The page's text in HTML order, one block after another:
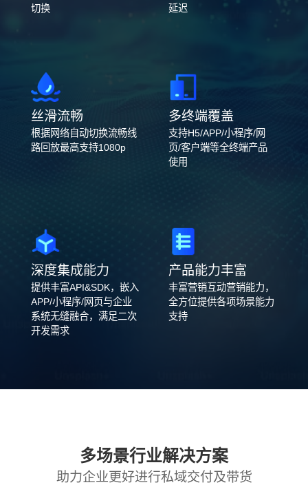
切换
延迟
丝滑流畅
根据网络自动切换流畅线
路回放最高支持1080p
多终端覆盖
支持H5/APP/小程序/网
页/客户端等全终端产品
使用
深度集成能力
提供丰富API&SDK，嵌入
APP/小程序/网页与企业
系统无缝融合，满足二次
开发需求
产品能力丰富
丰富营销互动营销能力，
全方位提供各项场景能力
支持
多场景行业解决方案
助力企业更好进行私域交付及带货